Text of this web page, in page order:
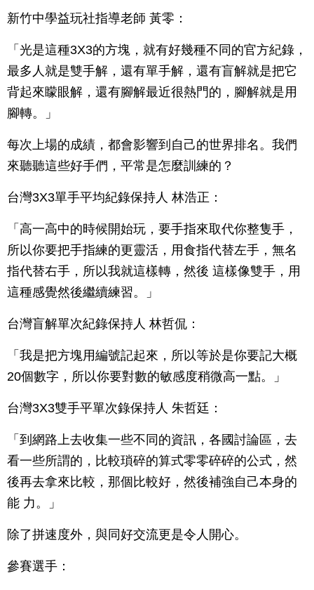
新竹中學益玩社指導老師 黃零：
「光是這種3X3的方塊，就有好幾種不同的官方紀錄，
最多人就是雙手解，還有單手解，還有盲解就是把它
背起來矇眼解，還有腳解最近很熱門的，腳解就是用
腳轉。」
每次上場的成績，都會影響到自己的世界排名。我們
來聽聽這些好手們，平常是怎麼訓練的？
台灣3X3單手平均紀錄保持人 林浩正：
「高一高中的時候開始玩，要手指來取代你整隻手，
所以你要把手指練的更靈活，用食指代替左手，無名
指代替右手，所以我就這樣轉，然後 這樣像雙手，用
這種感覺然後繼續練習。」
台灣盲解單次紀錄保持人 林哲侃：
「我是把方塊用編號記起來，所以等於是你要記大概
20個數字，所以你要對數的敏感度稍微高一點。」
台灣3X3雙手平單次錄保持人 朱哲廷：
「到網路上去收集一些不同的資訊，各國討論區，去
看一些所謂的，比較瑣碎的算式零零碎碎的公式，然
後再去拿來比較，那個比較好，然後補強自己本身的
能 力。」
除了拼速度外，與同好交流更是令人開心。
參賽選手：